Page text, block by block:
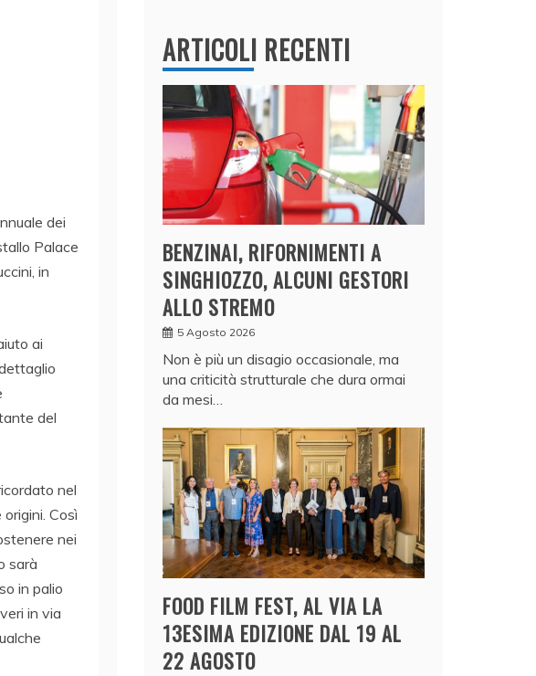
dei
Palace
in
ai
del
nel
Così
nei
sarà
in palio
in via
ARTICOLI RECENTI
BENZINAI, RIFORNIMENTI A
SINGHIOZZO, ALCUNI GESTORI
ALLO STREMO
5 Agosto 2026
Non è più un disagio occasionale, ma
una criticità strutturale che dura ormai
da mesi…
FOOD FILM FEST, AL VIA LA
13ESIMA EDIZIONE DAL 19 AL
22 AGOSTO